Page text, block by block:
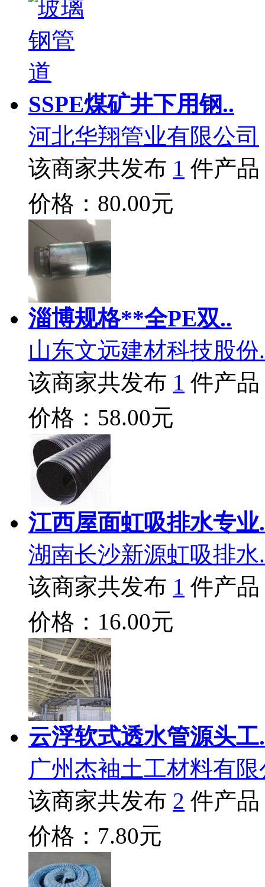
SSPE煤矿井下用钢..
河北华翔管业有限公司
该商家共发布 1 件产品
价格：80.00元
淄博规格**全PE双..
山东文远建材科技股份
该商家共发布 1 件产品
价格：58.00元
江西屋面虹吸排水专业
湖南长沙新源虹吸排水
该商家共发布 1 件产品
价格：16.00元
云浮软式透水管源头工
广州杰袖土工材料有
该商家共发布 2 件产品
价格：7.80元